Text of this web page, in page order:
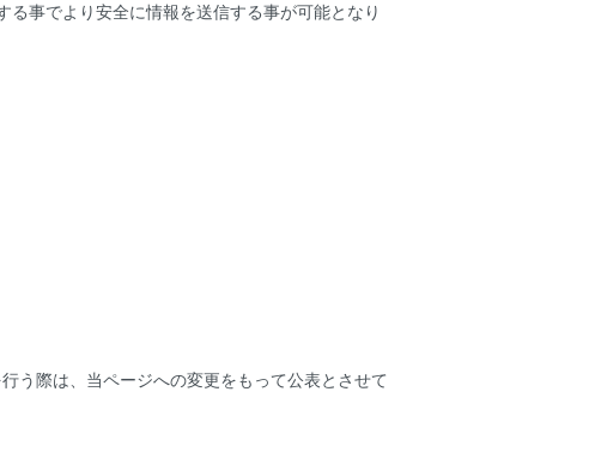
事でより安全に情報を送信する事が可能となり
う際は、当ページへの変更をもって公表とさせて